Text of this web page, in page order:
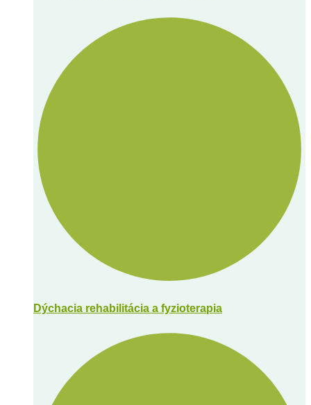
Dýchacia rehabilitácia a fyzioterapia